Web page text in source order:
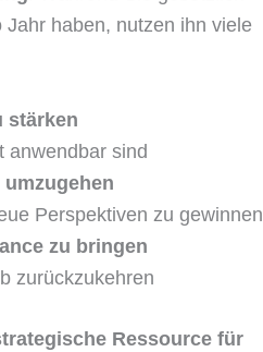
haben, nutzen ihn viele
stärken
anwendbar sind
Perspektiven zu gewinnen
zu bringen
zurückzukehren
Ressource für